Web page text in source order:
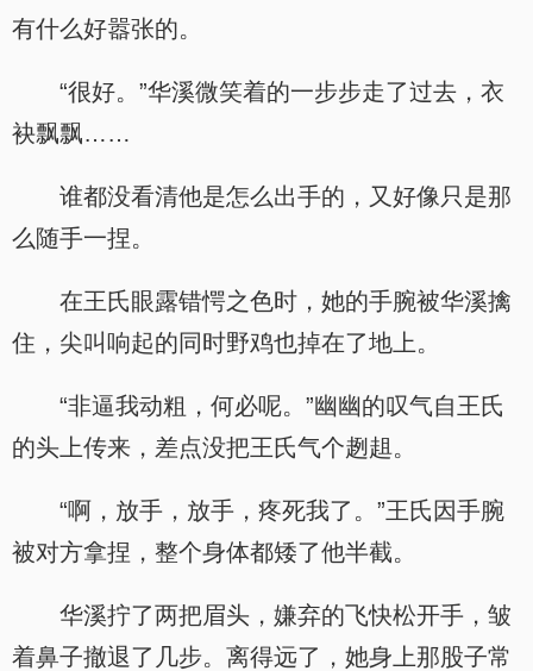
有什么好嚣张的。
“很好。”华溪微笑着的一步步走了过去，衣
袂飘飘……
谁都没看清他是怎么出手的，又好像只是那
么随手一捏。
在王氏眼露错愕之色时，她的手腕被华溪擒
住，尖叫响起的同时野鸡也掉在了地上。
“非逼我动粗，何必呢。”幽幽的叹气自王氏
的头上传来，差点没把王氏气个趔趄。
“啊，放手，放手，疼死我了。”王氏因手腕
被对方拿捏，整个身体都矮了他半截。
华溪拧了两把眉头，嫌弃的飞快松开手，皱
着鼻子撤退了几步。离得远了，她身上那股子常